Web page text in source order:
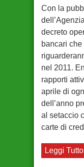
Con la
decreto
bancari
nel 2011.
rapporti
aprile di
dell’anno
al setaccio
carte di
Leggi Tutto